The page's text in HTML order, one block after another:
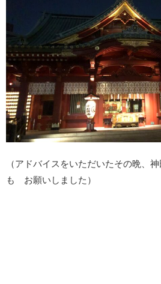
（アドバイスをいただいたその晩、
も お願いしました）